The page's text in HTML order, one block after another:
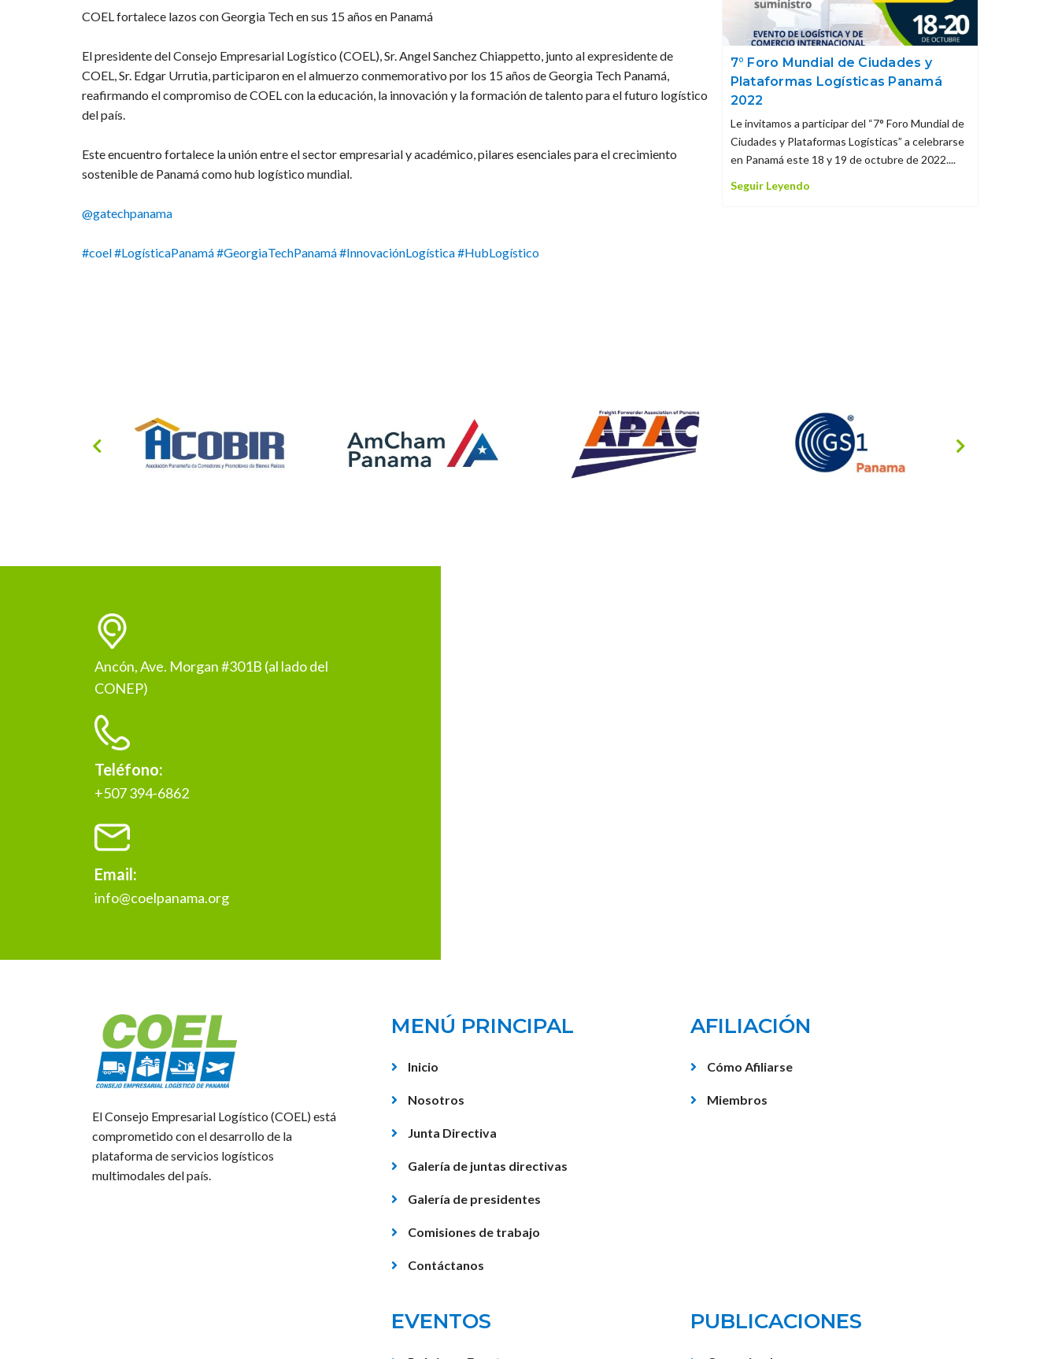
COEL fortalece lazos con Georgia Tech en sus 15 años en Panamá
El presidente del Consejo Empresarial Logístico (COEL), Sr. Angel Sanchez Chiappetto, junto al expresidente de
COEL, Sr. Edgar Urrutia, participaron en el almuerzo conmemorativo por los 15 años de Georgia Tech Panamá,
reafirmando el compromiso de COEL con la educación, la innovación y la formación de talento para el futuro logístico
del país.
Este encuentro fortalece la unión entre el sector empresarial y académico, pilares esenciales para el crecimiento
sostenible de Panamá como hub logístico mundial.
@gatechpanama
#coel#LogísticaPanamá#GeorgiaTechPanamá#InnovaciónLogística#HubLogístico
7° Foro Mundial de Ciudades y
Plataformas Logísticas Panamá
2022
Le invitamos a participar del “7° Foro Mundial de
Ciudades y Plataformas Logísticas” a celebrarse
en Panamá este 18 y 19 de octubre de 2022....
Seguir Leyendo
Ancón, Ave. Morgan #301B (al lado del
CONEP)
Teléfono:
+507 394-6862
Email:
info@coelpanama.org
El Consejo Empresarial Logístico (COEL) está
comprometido con el desarrollo de la
plataforma de servicios logísticos
multimodales del país.
MENÚ PRINCIPAL
Inicio
Nosotros
Junta Directiva
Galería de juntas directivas
Galería de presidentes
Comisiones de trabajo
Contáctanos
AFILIACIÓN
Cómo Afiliarse
Miembros
EVENTOS PUBLICACIONES